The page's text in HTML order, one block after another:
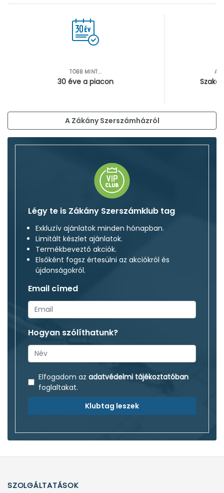
TÖBB MINT...
30 éve a piacon
A Zákány Szerszámházról
Légy te is Zákány Szerszámklub tag
Exkluzív ajánlatok minden hónapban.
Limitált készlet ajánlatok.
Termékbeveztő akciók.
Elsőként fogsz értesülni az akciókról és
újdonságokról.
Email címed
Hogyan szólíthatunk?
Elfogadom az adatvédelmi tájékoztatóban
foglaltakat.
Klubtag leszek
SZOLGÁLTATÁSOK